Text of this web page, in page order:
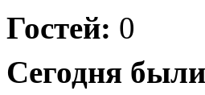
Гостей: 0
Сегодня